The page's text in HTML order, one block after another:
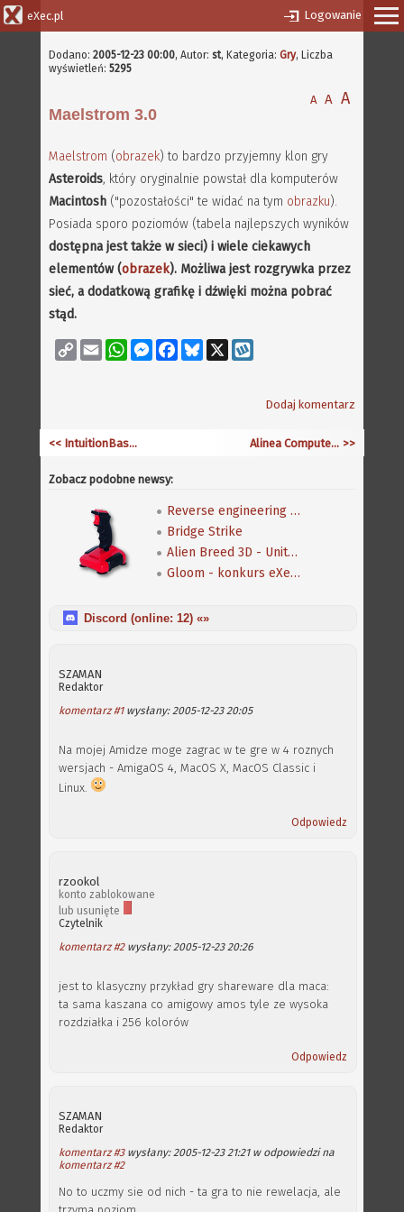
eXec.pl Logowanie
Dodano: 2005-12-23 00:00, Autor: st, Kategoria: Gry, Liczba
wyświetleń: 5295
A A A
Maelstrom 3.0
Maelstrom (obrazek) to bardzo przyjemny klon gry
Asteroids, który oryginalnie powstał dla komputerów
Macintosh ("pozostałości" te widać na tym obrazku).
Posiada sporo poziomów (tabela najlepszych wyników
dostępna jest także w sieci) i wiele ciekawych
elementów (obrazek). Możliwa jest rozgrywka przez
sieć, a dodatkową grafikę i dźwięki można pobrać
stąd.
Copy
Link
Email WhatsAppMessenger
FacebookBluesky
Dodaj komentarz
Alinea Computer - WB Super Games >>
<< IntuitionBase.com zaktualizowana
Zobacz podobne newsy:
Reverse engineering klasycznej gry Speedball 2
Bridge Strike
Alien Breed 3D - Unity Re-Edited
Gloom - konkurs eXeca na nową mapę
Discord (online: 12) «»
SZAMAN
Redaktor
komentarz #1wysłany: 2005-12-23 20:05
Na mojej Amidze moge zagrac w te gre w 4 roznych
wersjach - AmigaOS 4, MacOS X, MacOS Classic i
Linux.
Odpowiedz
rzookol
konto zablokowane
lub usunięte
Czytelnik
komentarz #2wysłany: 2005-12-23 20:26
jest to klasyczny przykład gry shareware dla maca:
ta sama kaszana co amigowy amos tyle ze wysoka
rozdziałka i 256 kolorów
Odpowiedz
SZAMAN
Redaktor
komentarz #3wysłany: 2005-12-23 21:21 w odpowiedzi na
komentarz #2
No to uczmy sie od nich - ta gra to nie rewelacja, ale